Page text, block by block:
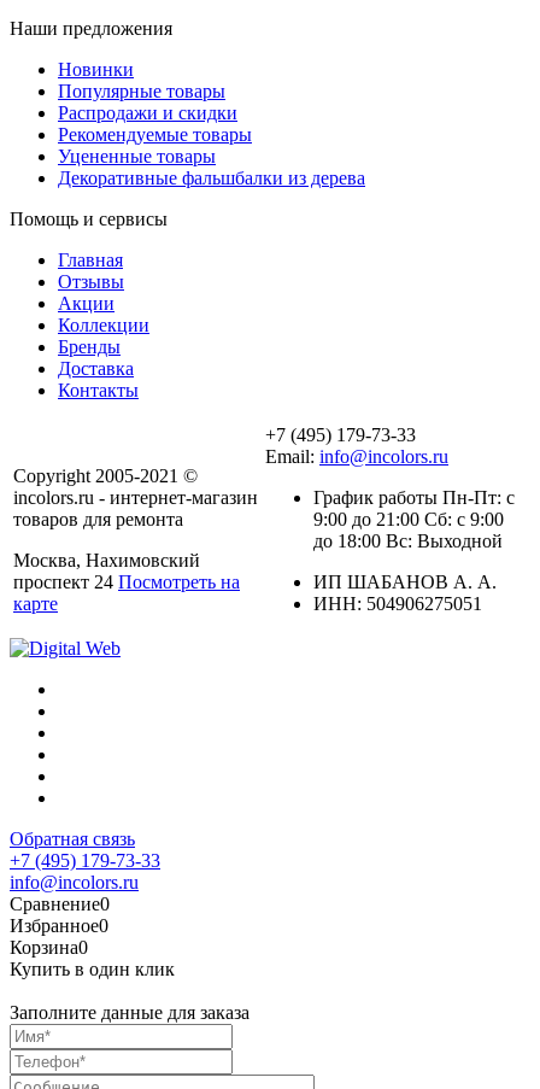
Наши предложения
Новинки
Популярные товары
Распродажи и скидки
Рекомендуемые товары
Уцененные товары
Декоративные фальшбалки из дерева
Помощь и сервисы
Главная
Отзывы
Акции
Коллекции
Бренды
Доставка
Контакты
Copyright 2005-2021 ©
incolors.ru - интернет-магазин
товаров для ремонта
Москва, Нахимовский
проспект 24 Посмотреть на
карте
+7 (495) 179-73-33
Email: info@incolors.ru
График работы Пн-Пт: с
9:00 до 21:00 Сб: с 9:00
до 18:00 Вс: Выходной
ИП ШАБАНОВ А. А.
ИНН: 504906275051
Обратная связь
+7 (495) 179-73-33
info@incolors.ru
Сравнение0
Избранное0
Корзина0
Купить в один клик
Заполните данные для заказа